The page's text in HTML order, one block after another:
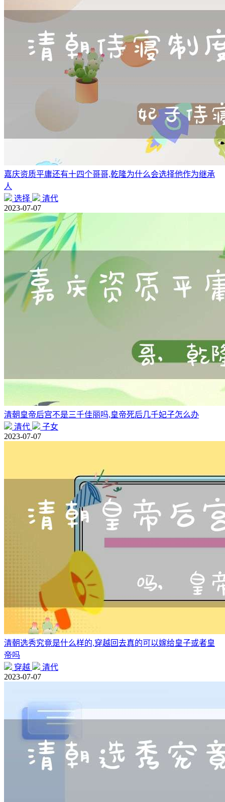
嘉庆资质平庸还有十四个哥哥,乾隆为什么会选择他作为继承
人
选择
清代
2023-07-07
清朝皇帝后宫不是三千佳丽吗,皇帝死后几千妃子怎么办
清代
子女
2023-07-07
清朝选秀究竟是什么样的,穿越回去真的可以嫁给皇子或者皇
帝吗
穿越
清代
2023-07-07